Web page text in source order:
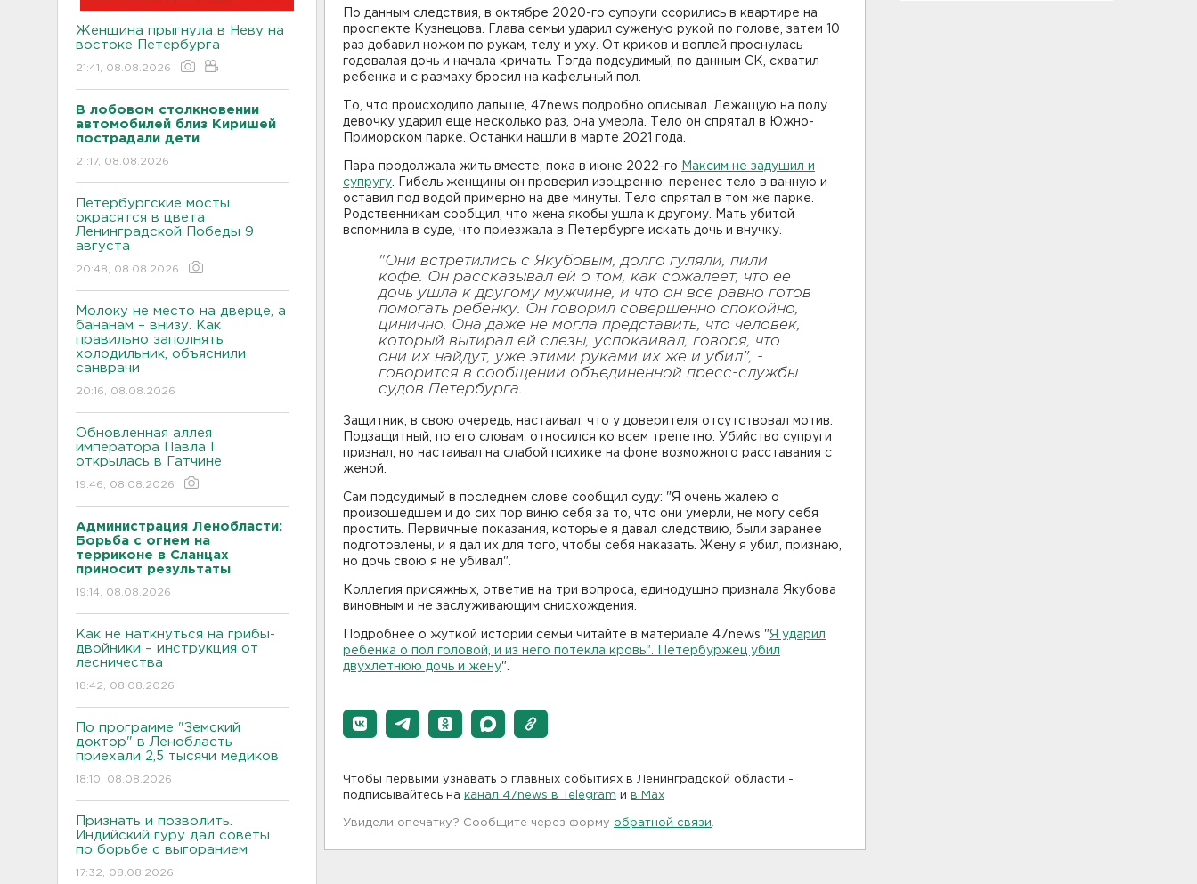
Женщина прыгнула в Неву на
востоке Петербурга
21:41, 08.08.2026
В лобовом столкновении
автомобилей близ Киришей
пострадали дети
21:17, 08.08.2026
Петербургские мосты
окрасятся в цвета
Ленинградской Победы 9
августа
20:48, 08.08.2026
Молоку не место на дверце, а
бананам – внизу. Как
правильно заполнять
холодильник, объяснили
санврачи
20:16, 08.08.2026
Обновленная аллея
императора Павла I
открылась в Гатчине
19:46, 08.08.2026
Администрация Ленобласти:
Борьба с огнем на
терриконе в Сланцах
приносит результаты
19:14, 08.08.2026
Как не наткнуться на грибы-
двойники – инструкция от
лесничества
18:42, 08.08.2026
По программе "Земский
доктор" в Ленобласть
приехали 2,5 тысячи медиков
18:10, 08.08.2026
Признать и позволить.
Индийский гуру дал советы
по борьбе с выгоранием
17:32, 08.08.2026
По данным следствия, в октябре 2020-го супруги ссорились в квартире на
проспекте Кузнецова. Глава семьи ударил суженую рукой по голове, затем 10
раз добавил ножом по рукам, телу и уху. От криков и воплей проснулась
годовалая дочь и начала кричать. Тогда подсудимый, по данным СК, схватил
ребенка и с размаху бросил на кафельный пол.
То, что происходило дальше, 47news подробно описывал. Лежащую на полу
девочку ударил еще несколько раз, она умерла. Тело он спрятал в Южно-
Приморском парке. Останки нашли в марте 2021 года.
Пара продолжала жить вместе, пока в июне 2022-го
Максим не задушил и
супругу . Гибель женщины он проверил изощренно: перенес тело в ванную и
оставил под водой примерно на две минуты. Тело спрятал в том же парке.
Родственникам сообщил, что жена якобы ушла к другому. Мать убитой
вспомнила в суде, что приезжала в Петербурге искать дочь и внучку.
"Они встретились с Якубовым, долго гуляли, пили
кофе. Он рассказывал ей о том, как сожалеет, что ее
дочь ушла к другому мужчине, и что он все равно готов
помогать ребенку. Он говорил совершенно спокойно,
цинично. Она даже не могла представить, что человек,
который вытирал ей слезы, успокаивал, говоря, что
они их найдут, уже этими руками их же и убил", -
говорится в сообщении объединенной пресс-службы
судов Петербурга.
Защитник, в свою очередь, настаивал, что у доверителя отсутствовал мотив.
Подзащитный, по его словам, относился ко всем трепетно. Убийство супруги
признал, но настаивал на слабой психике на фоне возможного расставания с
женой.
Сам подсудимый в последнем слове сообщил суду: "Я очень жалею о
произошедшем и до сих пор виню себя за то, что они умерли, не могу себя
простить. Первичные показания, которые я давал следствию, были заранее
подготовлены, и я дал их для того, чтобы себя наказать. Жену я убил, признаю,
но дочь свою я не убивал".
Коллегия присяжных, ответив на три вопроса, единодушно признала Якубова
виновным и не заслуживающим снисхождения.
Подробнее о жуткой истории семьи читайте в материале 47news "Я ударил
ребенка о пол головой, и из него потекла кровь". Петербуржец убил
двухлетнюю дочь и жену".
Чтобы первыми узнавать о главных событиях в Ленинградской области -
подписывайтесь на канал 47news в Telegram и в Maх
Увидели опечатку? Сообщите через форму обратной связи